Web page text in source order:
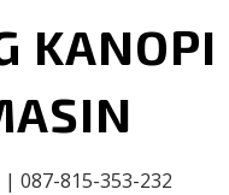
KANOPI
| 087-815-353-232